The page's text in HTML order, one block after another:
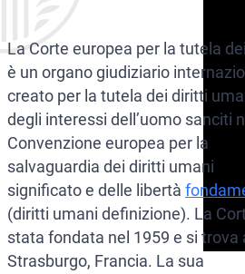
La Corte europea per la tutela
è un organo giudiziario
creato per la tutela dei diritti
degli interessi dell’uomo sanciti
Convenzione europea per la
salvaguardia dei diritti umani
significato e delle libertà
(diritti umani definizione). La
stata fondata nel 1959 e si trova
Strasburgo, Francia. La sua